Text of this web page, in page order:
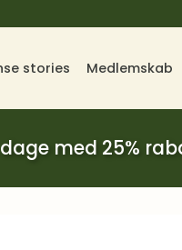
stories Medlemskab
med 25%